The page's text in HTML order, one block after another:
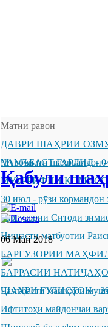
Матни равон
ДАВРИ ШАҲРИИ
ҶАМЪБАСТ ГАРДИД-
Муроҷиати шаҳрвандон
МУАРРИФИИ
30 июл - рӯзи
Баргузории Ситоди
Нишасти матбуотии
БАРГУЗОРИИ
БАРРАСИИ
ШАҲРИ ГУЛИСТОН-
Ҷамъбасти машқҳои
Ифтитоҳи майдончаи
Қабули
06 Май 2018